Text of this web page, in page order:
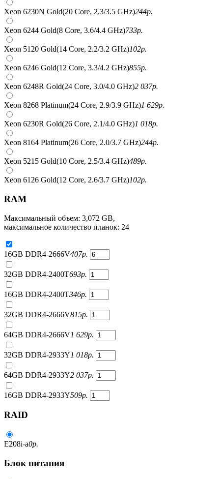
Xeon 6230N Gold(20 Core, 2.3/3.5 GHz)244р.
Xeon 6244 Gold(8 Core, 3.6/4.4 GHz)733р.
Xeon 5120 Gold(14 Core, 2.2/3.2 GHz)102р.
Xeon 6246 Gold(12 Core, 3.3/4.2 GHz)855р.
Xeon 6248R Gold(24 Core, 3.0/4.0 GHz)2 037р.
Xeon 8268 Platinum(24 Core, 2.9/3.9 GHz)1 629р.
Xeon 6230R Gold(26 Core, 2.1/4.0 GHz)1 018р.
Xeon 8164 Platinum(26 Core, 2.0/3.7 GHz)244р.
Xeon 5215 Gold(10 Core, 2.5/3.4 GHz)489р.
Xeon 6126 Gold(12 Core, 2.6/3.7 GHz)102р.
RAM
Максимальный объем: 3,072 GB,
максимальное количество планок: 24
16GB DDR4-2666V407р.
32GB DDR4-2400T693р.
16GB DDR4-2400T346р.
32GB DDR4-2666V815р.
64GB DDR4-2666V1 629р.
32GB DDR4-2933Y1 018р.
64GB DDR4-2933Y2 037р.
16GB DDR4-2933Y509р.
RAID
E208i-a0р.
Блок питания